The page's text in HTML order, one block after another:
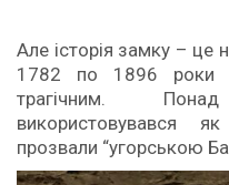
Але історія замку – це
1782 по 1896 роки
трагічним.
використовувався
прозвали “угорською